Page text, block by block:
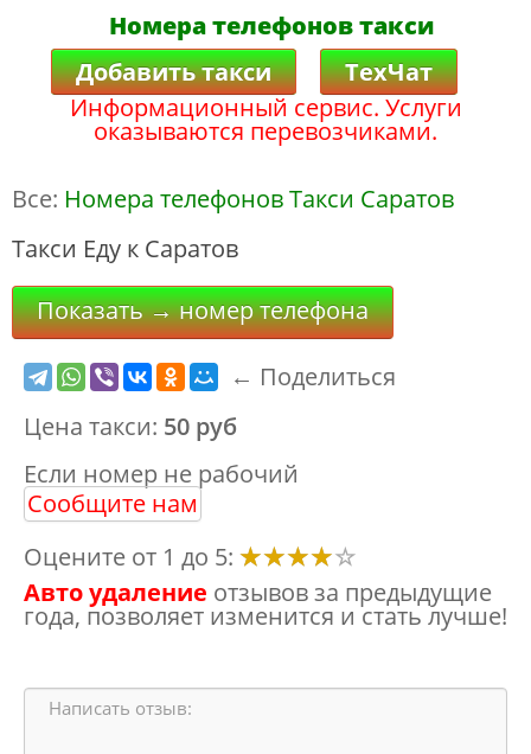
Номера телефонов такси
Добавить такси
ТехЧат
Информационный сервис. Услуги
оказываются перевозчиками.
Все: Номера телефонов Такси Саратов
Такси Еду к Саратов
Показать → номер телефона
← Поделиться
Цена такси: 50 руб
Если номер не рабочий
Сообщите нам
Оцените от 1 до 5:
Авто удаление отзывов за предыдущие
года, позволяет изменится и стать лучше!